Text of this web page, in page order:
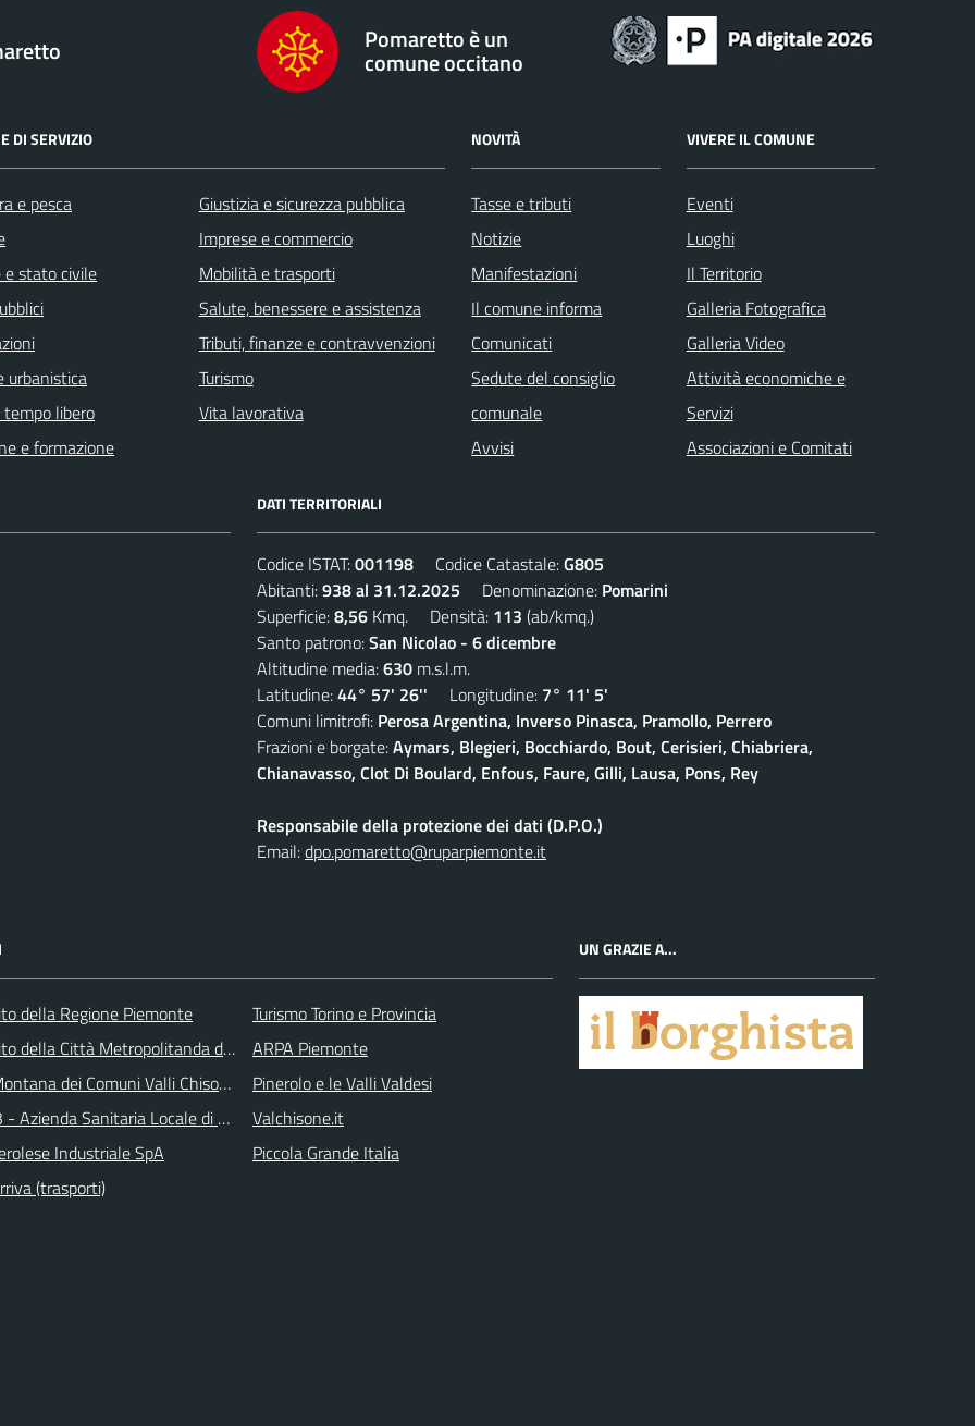
Pomaretto è un
comune occitano
DI SERVIZIO
e pesca
e stato civile
urbanistica
libero
e formazione
Giustizia e sicurezza pubblica
Imprese e commercio
Mobilità e trasporti
Salute, benessere e assistenza
Tributi, finanze e contravvenzioni
Turismo
Vita lavorativa
NOVITÀ
Tasse e tributi
Notizie
Manifestazioni
Il comune informa
Comunicati
Sedute del consiglio
comunale
Avvisi
VIVERE IL COMUNE
Eventi
Luoghi
Il Territorio
Galleria Fotografica
Galleria Video
Attività economiche e
Servizi
Associazioni e Comitati
DATI TERRITORIALI
Codice ISTAT:001198 Codice Catastale:G805
Abitanti:938 al 31.12.2025 Denominazione: Pomarini
Superficie:8,56 Kmq. Densità: 113 (ab/kmq.)
Santo patrono:San Nicolao - 6 dicembre
Altitudine media:630 m.s.l.m.
Latitudine:44° 57' 26'' Longitudine: 7° 11' 5'
Comuni limitrofi: Perosa Argentina, Inverso Pinasca, Pramollo, Perrero
Frazioni e borgate:Aymars, Blegieri, Bocchiardo, Bout, Cerisieri, Chiabriera,
Chianavasso, Clot Di Boulard, Enfous, Faure, Gilli, Lausa, Pons, Rey
Responsabile della protezione dei dati (D.P.O.)
Email:dpo.pomaretto@ruparpiemonte.it
della Regione Piemonte
della Città Metropolitanda di Torino
dei Comuni Valli Chisone e Germanasca
- Azienda Sanitaria Locale di Collegno e Pinerolo
Industriale SpA
(trasporti)
Turismo Torino e Provincia
ARPA Piemonte
Pinerolo e le Valli Valdesi
Valchisone.it
Piccola Grande Italia
UN GRAZIE A...